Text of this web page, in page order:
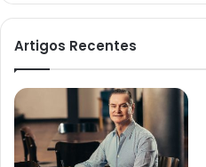
Artigos Recentes